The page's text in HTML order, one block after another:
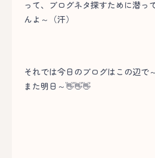
って、ブログネタ探すために潜っ
んよ～（汗）
それでは今日のブログはこの辺で
また明日～👋👋👋